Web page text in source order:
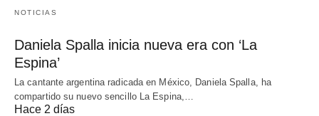
NOTICIAS
Daniela Spalla inicia nueva era con ‘La
Espina’
La cantante argentina radicada en México, Daniela Spalla, ha
compartido su nuevo sencillo La Espina,…
Hace 2 días